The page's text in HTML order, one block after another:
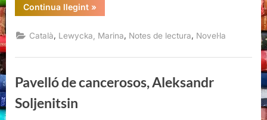
Continua llegint“La
petita
dels
tractors
ucraïnès,
»
Català Lewycka, Marina Notes de lectura Novel·la
Pavelló de cancerosos, Aleksandr
Soljenitsin